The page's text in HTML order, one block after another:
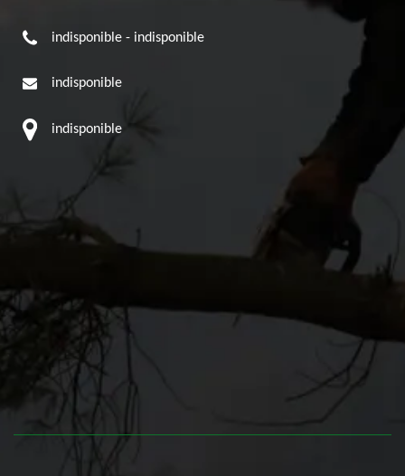
indisponible - indisponible
indisponible
indisponible